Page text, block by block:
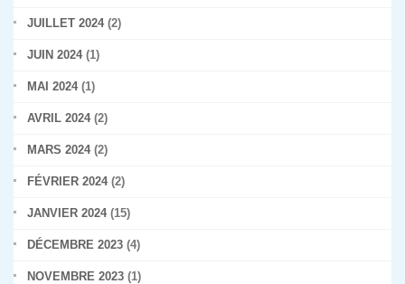
JUILLET 2024(2)
JUIN 2024(1)
MAI 2024(1)
AVRIL 2024(2)
MARS 2024(2)
FÉVRIER 2024(2)
JANVIER 2024(15)
DÉCEMBRE 2023 (4)
NOVEMBRE 2023 (1)